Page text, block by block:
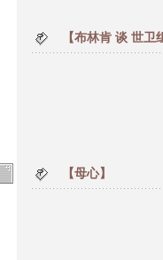
【布林肯 谈 世卫
【母心】